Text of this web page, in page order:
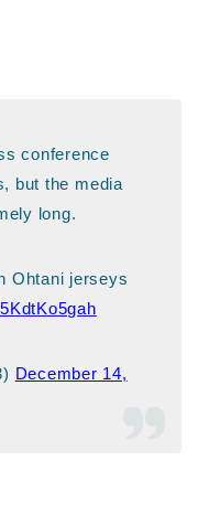
conference
but the media
long.
Ohtani jerseys
December 14,